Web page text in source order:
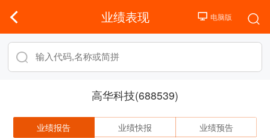
业绩表现
高华科技(688539)
业绩报告 业绩快报 业绩预告